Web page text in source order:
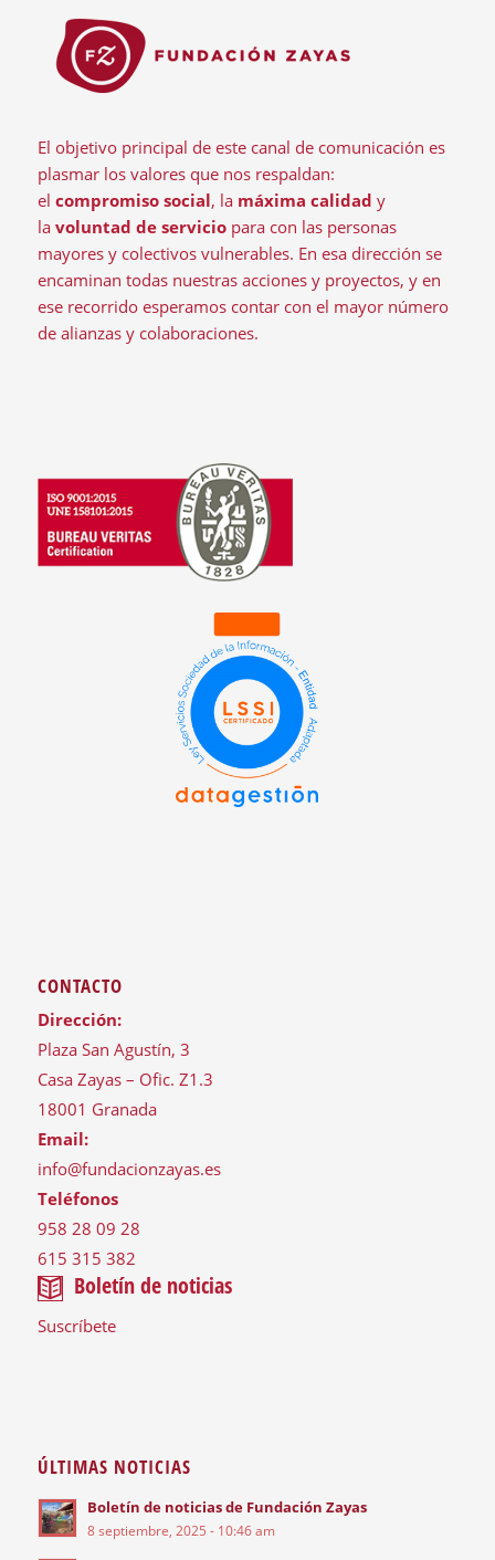
El objetivo principal de este canal de comunicación es
plasmar los valores que nos respaldan:
el compromiso social, la máxima calidad y
la voluntad de serviciopara con las personas
mayores y colectivos vulnerables. En esa dirección se
encaminan todas nuestras acciones y proyectos, y en
ese recorrido esperamos contar con el mayor número
de alianzas y colaboraciones.
CONTACTO
Dirección:
Plaza San Agustín, 3
Casa Zayas – Ofic. Z1.3
18001 Granada
Email:
info@fundacionzayas.es
Teléfonos
958 28 09 28
615 315 382
Boletín de noticias
Suscríbete
ÚLTIMAS NOTICIAS
Boletín de noticias de Fundación Zayas
8 septiembre, 2025 - 10:46 am